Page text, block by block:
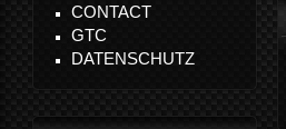
CONTACT
GTC
DATENSCHUTZ